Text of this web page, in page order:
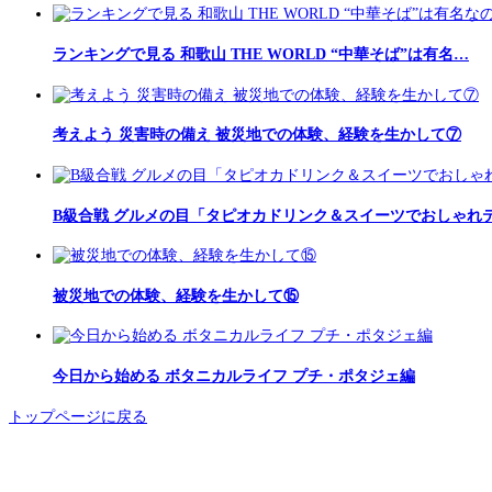
ランキングで見る 和歌山 THE WORLD “中華そば”は有名…
考えよう 災害時の備え 被災地での体験、経験を生かして⑦
B級合戦 グルメの目「タピオカドリンク＆スイーツでおしゃれ
被災地での体験、経験を生かして⑮
今日から始める ボタニカルライフ プチ・ポタジェ編
トップページに戻る